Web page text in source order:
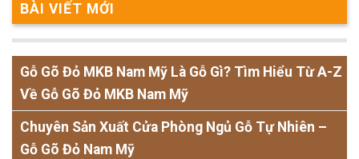
BÀI VIẾT MỚI
Gỗ Gõ Đỏ MKB Nam Mỹ Là Gỗ Gì? Tìm Hiểu Từ A-Z
Về Gỗ Gõ Đỏ MKB Nam Mỹ
Chuyên Sản Xuất Cửa Phòng Ngủ Gỗ Tự Nhiên –
Gỗ Gõ Đỏ Nam Mỹ